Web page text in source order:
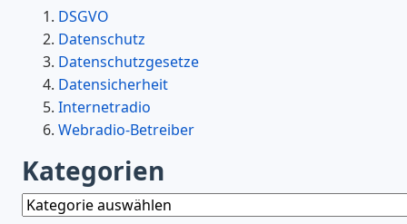
DSGVO
Datenschutz
Datenschutzgesetze
Datensicherheit
Internetradio
Webradio-Betreiber
Kategorien
Kategorien